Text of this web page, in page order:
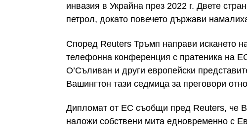
инвазия в Украйна през 2022 г. Двете
петрол, докато повечето държави
Според Reuters Тръмп направи искането
телефонна конференция с пратеника на
О’Съливан и други европейски
Вашингтон тази седмица за преговори
Дипломат от ЕС съобщи пред Reuters, че
наложи собствени мита едновременно с